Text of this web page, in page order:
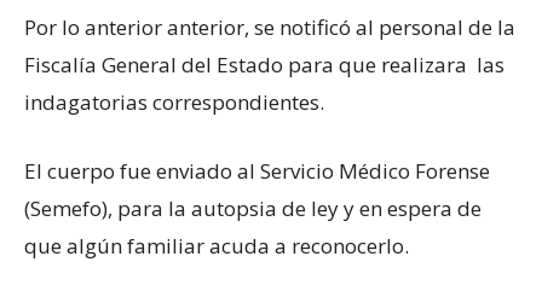
Por lo anterior anterior, se notificó al personal de la
Fiscalía General del Estado para que realizara las
indagatorias correspondientes.
El cuerpo fue enviado al Servicio Médico Forense
(Semefo), para la autopsia de ley y en espera de
que algún familiar acuda a reconocerlo.